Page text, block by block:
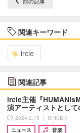
関連キーワード
ircle
関連記事
ircle主催『
演アーティストとし
2024.2.15 ｜ SPICER
ニュース
音楽